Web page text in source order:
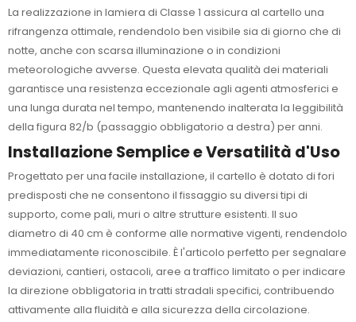
La realizzazione in lamiera di Classe 1 assicura al cartello una
rifrangenza ottimale, rendendolo ben visibile sia di giorno che di
notte, anche con scarsa illuminazione o in condizioni
meteorologiche avverse. Questa elevata qualità dei materiali
garantisce una resistenza eccezionale agli agenti atmosferici e
una lunga durata nel tempo, mantenendo inalterata la leggibilità
della figura 82/b (passaggio obbligatorio a destra) per anni.
Installazione Semplice e Versatilità d'Uso
Progettato per una facile installazione, il cartello è dotato di fori
predisposti che ne consentono il fissaggio su diversi tipi di
supporto, come pali, muri o altre strutture esistenti. Il suo
diametro di 40 cm è conforme alle normative vigenti, rendendolo
immediatamente riconoscibile. È l'articolo perfetto per segnalare
deviazioni, cantieri, ostacoli, aree a traffico limitato o per indicare
la direzione obbligatoria in tratti stradali specifici, contribuendo
attivamente alla fluidità e alla sicurezza della circolazione.